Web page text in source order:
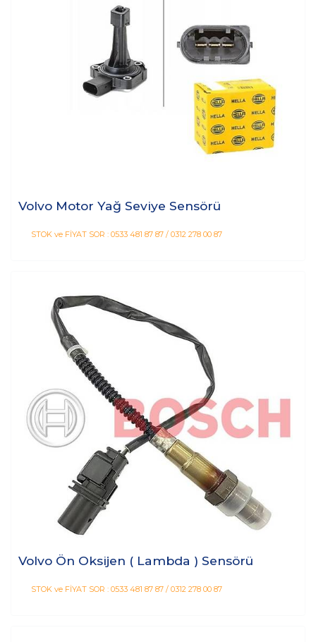
Volvo Motor Yağ Seviye Sensörü
STOK ve FİYAT SOR : 0533 481 87 87 / 0312 278 00 87
Volvo Ön Oksijen ( Lambda ) Sensörü
STOK ve FİYAT SOR : 0533 481 87 87 / 0312 278 00 87